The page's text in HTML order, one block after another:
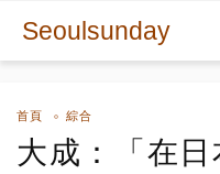
Seoulsunday
首頁 綜合
大成：「在